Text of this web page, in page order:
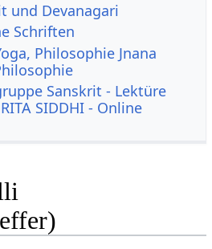
und Devanagari
Schriften
Philosophie Jnana
Sanskrit - Lektüre
SIDDHI - Online